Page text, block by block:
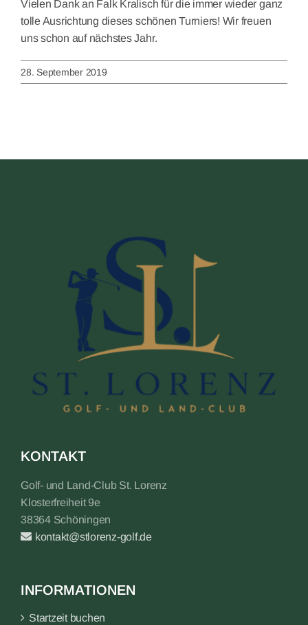
Vielen Dank an Falk Kralisch für die immer wieder ganz
tolle Ausrichtung dieses schönen Turniers! Wir freuen
uns schon auf nächstes Jahr.
28. September 2019
KONTAKT
Golf- und Land-Club St. Lorenz
Klosterfreiheit 9e
38364 Schöningen
kontakt@stlorenz-golf.de
INFORMATIONEN
Startzeit buchen